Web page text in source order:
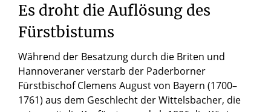
Es droht die Auflösung des
Fürstbistums
Während der Besatzung durch die Briten und
Hannoveraner verstarb der Paderborner
Fürstbischof Clemens August von Bayern (1700–
1761) aus dem Geschlecht der Wittelsbacher, die